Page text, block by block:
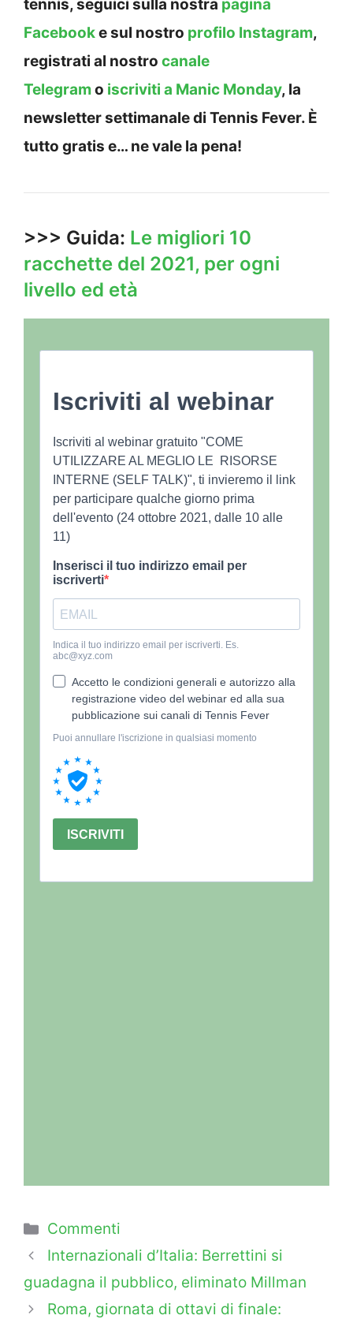
tennis, seguici sulla nostra pagina
Facebooke sul nostro profilo Instagram,
registrati al nostro canale
Telegramo iscriviti a Manic Monday, la
newsletter settimanale di Tennis Fever. È
tutto gratis e… ne vale la pena!
>>> Guida: Le migliori 10
racchette del 2021, per ogni
livello ed età
Categorie
Commenti
Internazionali d’Italia: Berrettini si
guadagna il pubblico, eliminato Millman
Roma, giornata di ottavi di finale: